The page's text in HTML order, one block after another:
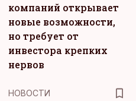
компаний открывает
новые возможности,
но требует от
инвестора крепких
нервов
НОВОСТИ